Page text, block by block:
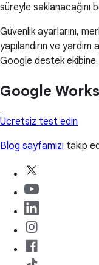
süreyle saklanacağını
Güvenlik ayarlarını,
yapılandırın ve
Google destek ekibine
Google
Ücretsiz test edin
Blog sayfamızı takip